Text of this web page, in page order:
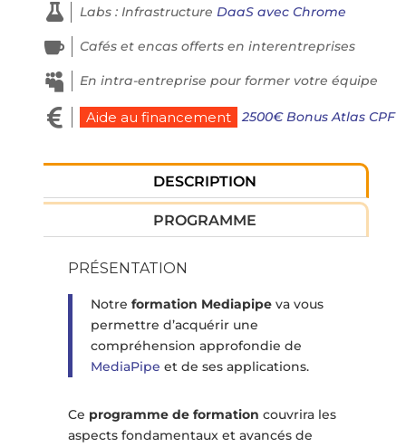
 Labs : Infrastructure DaaS avec Chrome
 Cafés et encas offerts en interentreprises
 En intra-entreprise pour former votre équipe
 Aide au financement 2500€ Bonus Atlas CPF
DESCRIPTION
PROGRAMME
PRÉSENTATION
Notre formation Mediapipeva vous
permettre d’acquérir une
compréhension approfondie de
MediaPipe et de ses applications.
Ce programme de formation couvrira les
aspects fondamentaux et avancés de